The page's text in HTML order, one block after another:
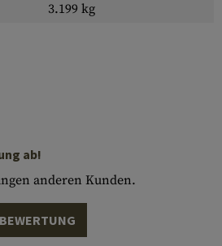
3.199 kg
ab!
anderen Kunden.